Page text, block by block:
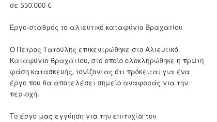
σε 550.000 €
Έργο-σταθμός το αλιευτικό καταφύγιο Βραχατίου
Ο Πέτρος Τατούλης επικεντρώθηκε στο Αλιευτικό
Καταφύγιο Βραχατίου, στο οποίο ολοκληρώθηκε η πρώτη
φάση κατασκευής, τονίζοντας ότι πρόκειται για ένα
έργο που θα αποτελέσει σημείο αναφοράς για την
περιοχή.
Το έργο μας εγγύηση για την επιτυχία του